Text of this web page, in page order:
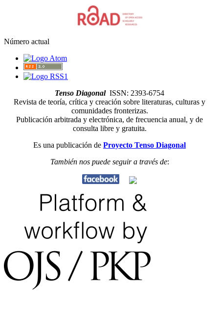
Número actual
Tenso Diagonal ISSN: 2393-6754
Revista de teoría, crítica y creación sobre literaturas, culturas y
comunidades fronterizas.
Publicación arbitrada y electrónica, de frecuencia anual, y de
consulta libre y gratuita.
Es una publicación de Proyecto Tenso Diagonal
También nos puede seguir a través de: